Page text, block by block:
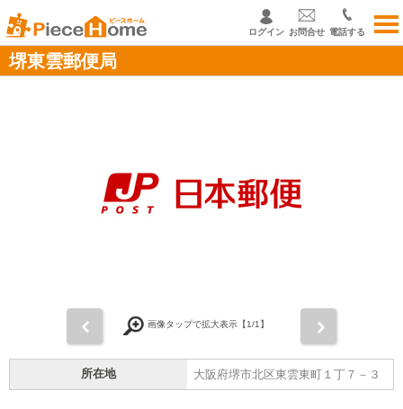
ログイン お問合せ 電話する
堺東雲郵便局
画像タップで拡大表示【1/1】
所在地 大阪府堺市北区東雲東町１丁７－３